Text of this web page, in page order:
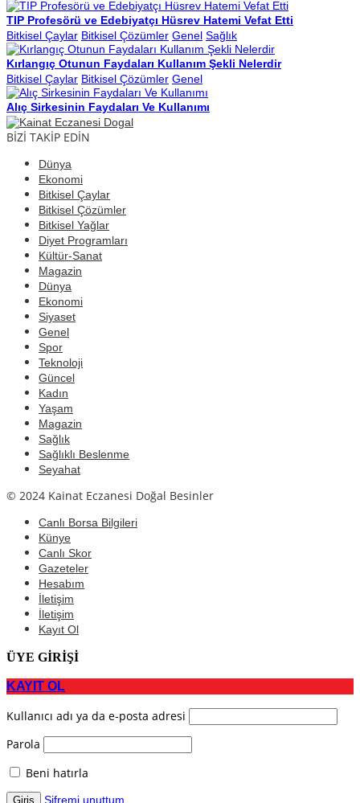
TIP Profesörü ve Edebiyatçı Hüsrev Hatemi Vefat Etti
Bitkisel Çaylar Bitkisel Çözümler Genel Sağlık
Kırlangıç Otunun Faydaları Kullanım Şekli Nelerdir
Bitkisel Çaylar Bitkisel Çözümler Genel
Alıç Sirkesinin Faydaları Ve Kullanımı
BİZİ TAKİP EDİN
Dünya
Ekonomi
Bitkisel Çaylar
Bitkisel Çözümler
Bitkisel Yağlar
Diyet Programları
Kültür-Sanat
Magazin
Dünya
Ekonomi
Siyaset
Genel
Spor
Teknoloji
Güncel
Kadın
Yaşam
Magazin
Sağlık
Sağlıklı Beslenme
Seyahat
© 2024 Kainat Eczanesi Doğal Besinler
Canlı Borsa Bilgileri
Künye
Canlı Skor
Gazeteler
Hesabım
İletişim
İletişim
Kayıt Ol
ÜYE GİRİŞİ
KAYIT OL
Kullanıcı adı ya da e-posta adresi
Parola
Beni hatırla
Şifremi unuttum